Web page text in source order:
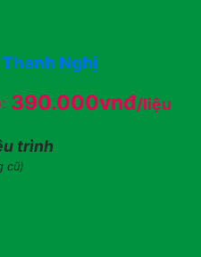
Nghị
390.000vnđ/liệu
trình
cũ)